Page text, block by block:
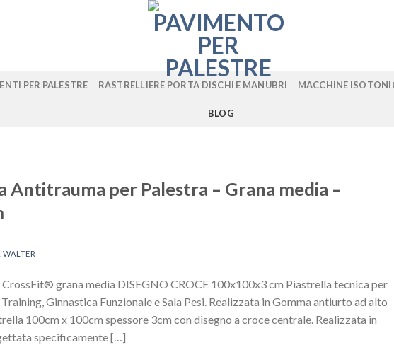
PER PALESTRE RASTRELLIERE PORTA DISCHI E MANUBRI MACCHINE
BLOG
Antitrauma per Palestra – Grana media –
WALTER
grana media DISEGNO CROCE 100x100x3 cm Piastrella tecnica per
Ginnastica Funzionale e Sala Pesi. Realizzata in Gomma antiurto ad alto
100cm x 100cm spessore 3cm con disegno a croce centrale. Realizzata in
specificamente […]